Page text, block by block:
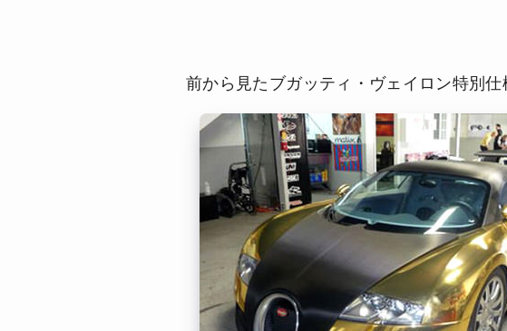
前から見たブガッティ・ヴェイロン特別仕